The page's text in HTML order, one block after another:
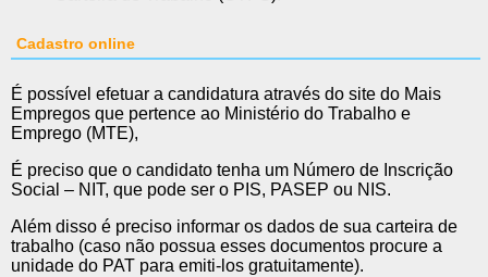
Cadastro online
É possível efetuar a candidatura através do site do Mais
Empregos que pertence ao Ministério do Trabalho e
Emprego (MTE),
É preciso que o candidato tenha um Número de Inscrição
Social – NIT, que pode ser o PIS, PASEP ou NIS.
Além disso é preciso informar os dados de sua carteira de
trabalho (caso não possua esses documentos procure a
unidade do PAT para emiti-los gratuitamente).